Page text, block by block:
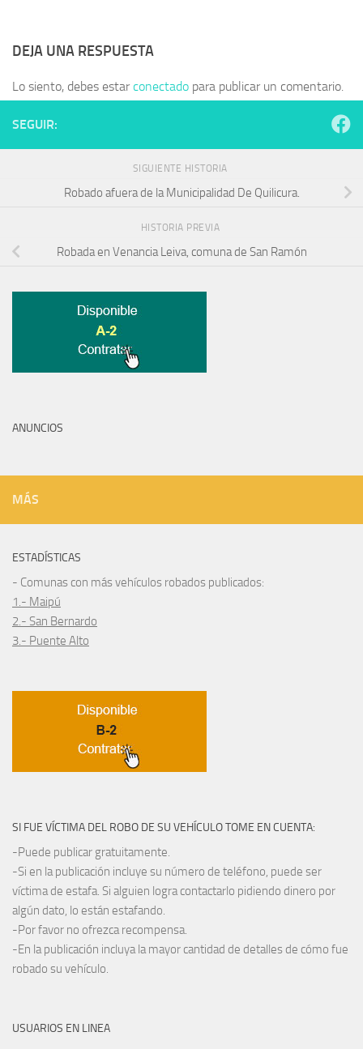
DEJA UNA RESPUESTA
Lo siento, debes estarconectado para publicar un comentario.
SEGUIR:
SIGUIENTE HISTORIA
Robado afuera de la Municipalidad De Quilicura.
HISTORIA PREVIA
Robada en Venancia Leiva, comuna de San Ramón
ANUNCIOS
MÁS
ESTADÍSTICAS
- Comunas con más vehículos robados publicados:
1.- Maipú
2.- San Bernardo
3.- Puente Alto
SI FUE VÍCTIMA DEL ROBO DE SU VEHÍCULO TOME EN CUENTA:
-Puede publicar gratuitamente.
-Si en la publicación incluye su número de teléfono, puede ser
víctima de estafa. Si alguien logra contactarlo pidiendo dinero por
algún dato, lo están estafando.
-Por favor no ofrezca recompensa.
-En la publicación incluya la mayor cantidad de detalles de cómo fue
robado su vehículo.
USUARIOS EN LINEA